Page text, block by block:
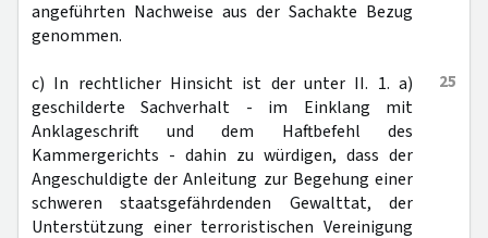
angeführten Nachweise aus der Sachakte Bezug
genommen.
25
c) In rechtlicher Hinsicht ist der unter II. 1. a)
geschilderte Sachverhalt - im Einklang mit
Anklageschrift und dem Haftbefehl des
Kammergerichts - dahin zu würdigen, dass der
Angeschuldigte der Anleitung zur Begehung einer
schweren staatsgefährdenden Gewalttat, der
Unterstützung einer terroristischen Vereinigung